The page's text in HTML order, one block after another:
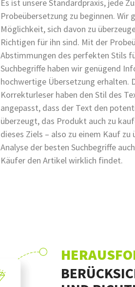
Es ist unsere Standardpraxis, jede
Probeübersetzung zu beginnen. Wir
Möglichkeit, sich davon zu
Richtigen für ihn sind. Mit der
Abstimmungen des perfekten Stils
Suchbegriffe haben wir genügend
hochwertige Übersetzung erhalten.
Korrekturleser haben den Stil des
angepasst, dass der Text den
überzeugt, das Produkt auch zu
dieses Ziels – also zu einem Kauf
Analyse der besten Suchbegriffe
Käufer den Artikel wirklich findet.